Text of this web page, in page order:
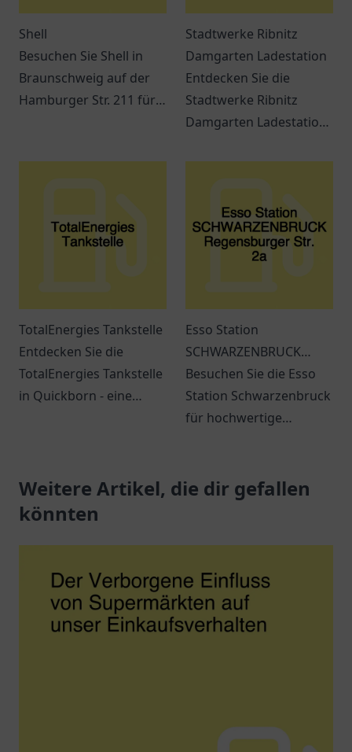
Shell
Besuchen Sie Shell in
Braunschweig auf der
Hamburger Str. 211 für
Dienstleistungen
Stadtwerke Ribnitz
Damgarten Ladestation
Entdecken Sie die
Stadtwerke Ribnitz
Damgarten Ladestation
benutzerfreundliche
Elektrofahrzeuge in
Ribnitz-Damgarten.
TotalEnergies Tankstelle
Entdecken Sie die
TotalEnergies Tankstelle
in Quickborn - eine
erstklassigem Service
und Erreichbarkeit.
Esso Station
SCHWARZENBRUCK
Regensburger Str. 2a
Besuchen Sie die Esso
Station Schwarzenbruck
für hochwertige
Immer beste Qualität in
der Nähe!
Weitere Artikel, die dir gefallen
könnten